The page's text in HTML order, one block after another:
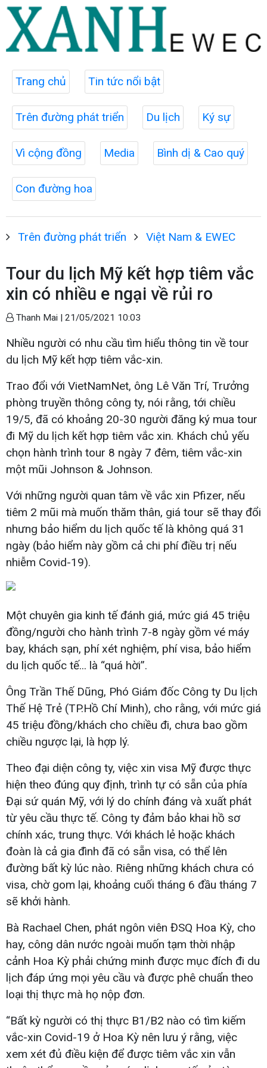
Trang chủ Tin tức nổi bật
Trên đường phát triển Du lịch Ký sự
Vì cộng đồng Media Bình dị & Cao quý
Con đường hoa
Trên đường phát triển Việt Nam & EWEC
Tour du lịch Mỹ kết hợp tiêm vắc
xin có nhiều e ngại về rủi ro
Thanh Mai | 21/05/2021 10:03
Nhiều người có nhu cầu tìm hiểu thông tin về tour
du lịch Mỹ kết hợp tiêm vắc-xin.
Trao đổi với VietNamNet, ông Lê Văn Trí, Trưởng
phòng truyền thông công ty, nói rằng, tới chiều
19/5, đã có khoảng 20-30 người đăng ký mua tour
đi Mỹ du lịch kết hợp tiêm vắc xin. Khách chủ yếu
chọn hành trình tour 8 ngày 7 đêm, tiêm vắc-xin
một mũi Johnson & Johnson.
Với những người quan tâm về vắc xin Pfizer, nếu
tiêm 2 mũi mà muốn thăm thân, giá tour sẽ thay đổi
nhưng bảo hiểm du lịch quốc tế là không quá 31
ngày (bảo hiểm này gồm cả chi phí điều trị nếu
nhiễm Covid-19).
Một chuyên gia kinh tế đánh giá, mức giá 45 triệu
đồng/người cho hành trình 7-8 ngày gồm vé máy
bay, khách sạn, phí xét nghiệm, phí visa, bảo hiểm
du lịch quốc tế... là “quá hời”.
Ông Trần Thế Dũng, Phó Giám đốc Công ty Du lịch
Thế Hệ Trẻ (TP.Hồ Chí Minh), cho rằng, với mức giá
45 triệu đồng/khách cho chiều đi, chưa bao gồm
chiều ngược lại, là hợp lý.
Theo đại diện công ty, việc xin visa Mỹ được thực
hiện theo đúng quy định, trình tự có sẵn của phía
Đại sứ quán Mỹ, với lý do chính đáng và xuất phát
từ yêu cầu thực tế. Công ty đảm bảo khai hồ sơ
chính xác, trung thực. Với khách lẻ hoặc khách
đoàn là cả gia đình đã có sẵn visa, có thể lên
đường bất kỳ lúc nào. Riêng những khách chưa có
visa, chờ gom lại, khoảng cuối tháng 6 đầu tháng 7
sẽ khởi hành.
Bà Rachael Chen, phát ngôn viên ĐSQ Hoa Kỳ, cho
hay, công dân nước ngoài muốn tạm thời nhập
cảnh Hoa Kỳ phải chứng minh được mục đích đi du
lịch đáp ứng mọi yêu cầu và được phê chuẩn theo
loại thị thực mà họ nộp đơn.
“Bất kỳ người có thị thực B1/B2 nào có tìm kiếm
vắc-xin Covid-19 ở Hoa Kỳ nên lưu ý rằng, việc
xem xét đủ điều kiện để được tiêm vắc xin vẫn